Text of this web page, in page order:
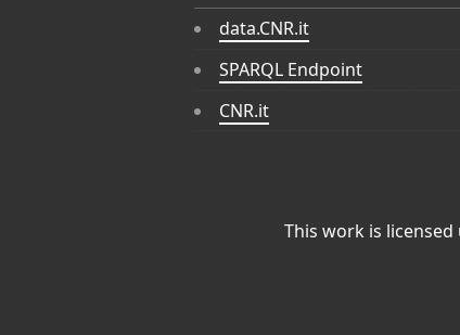
data.CNR.it
SPARQL Endpoint
CNR.it
This work is licensed